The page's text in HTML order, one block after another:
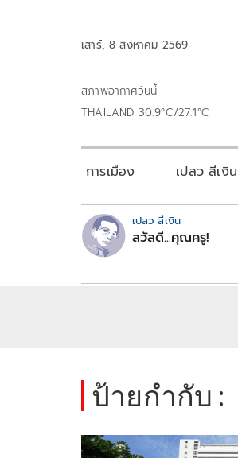
เสาร์, 8 สิงหาคม 2569
สภาพอากาศวันนี้
THAILAND 30.9°C/27.1°C
การเมือง เปลว สีเงิน
เปลว สีเงิน
สวัสดี...คุณครู!
ป้ายกำกับ :